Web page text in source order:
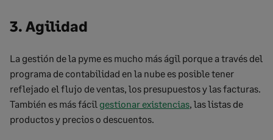
3. Agilidad
La gestión de la pyme es mucho más ágil porque a través del
programa de contabilidad en la nube es posible tener
reflejado el flujo de ventas, los presupuestos y las facturas.
También es más fácil gestionar existencias , las listas de
productos y precios o descuentos.